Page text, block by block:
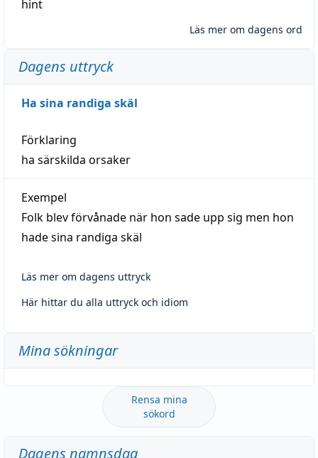
hint
Läs mer om dagens ord
Dagens uttryck
Ha sina randiga skäl
Förklaring
ha särskilda orsaker
Exempel
Folk blev förvånade när hon sade upp sig men hon
hade sina randiga skäl
Läs mer om dagens uttryck
Här hittar du alla uttryck och idiom
Mina sökningar
Rensa mina
sökord
Dagens namnsdag